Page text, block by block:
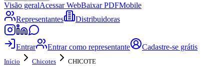
Visão geralAcessar WebBaixar PDFMobile
Representantes
Distribuidoras
Entrar Entrar como representante Cadastre-se grátis
Início Chicotes
CHICOTE